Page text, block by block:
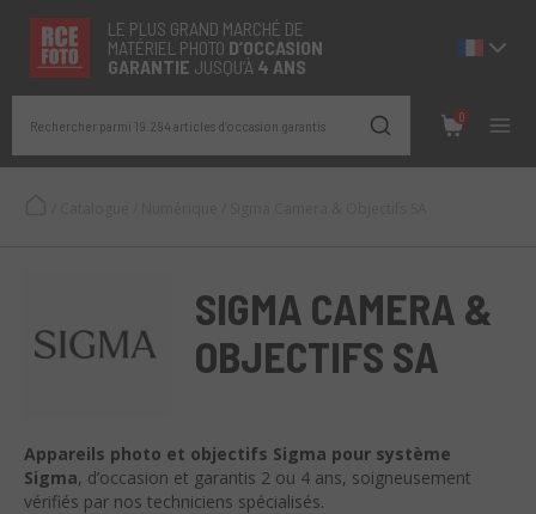
LE PLUS GRAND MARCHÉ DE
MATÉRIEL PHOTO D’OCCASION
GARANTIE JUSQU’À 4 ANS
Rechercher parmi 19.294 articles d’occasion garantis
0
SIGMA CAMERA &
OBJECTIFS SA
Appareils photo et objectifs Sigma pour système
Sigma, d’occasion et garantis 2 ou 4 ans, soigneusement
vérifiés par nos techniciens spécialisés.